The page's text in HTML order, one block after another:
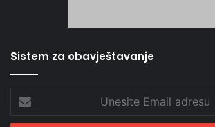
Sistem za obavještavanje
Email
adresu